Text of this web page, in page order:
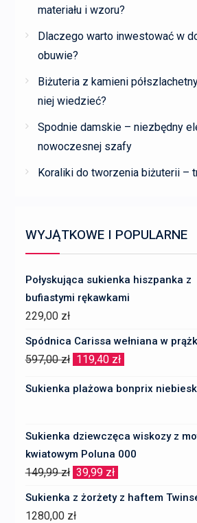
materiału i wzoru?
Dlaczego warto inwestować w
obuwie?
Biżuteria z kamieni
niej wiedzieć?
Spodnie damskie – niezbędny
nowoczesnej szafy
Koraliki do tworzenia biżuterii –
WYJĄTKOWE I POPULARNE
Połyskująca sukienka hiszpanka z
bufiastymi rękawkami
229,00 zł
Spódnica Carissa wełniana w
597,00zł Pierwotna
wynosiła:
119,40 zł
wynosi:
Sukienka plażowa bonprix
Sukienka dziewczęca wiskozy z
kwiatowym Poluna 000
149,99zł Pierwotna
cena
wynosiła:
39,99 zł
cena
Sukienka z żorżety z haftem
1280,00 zł